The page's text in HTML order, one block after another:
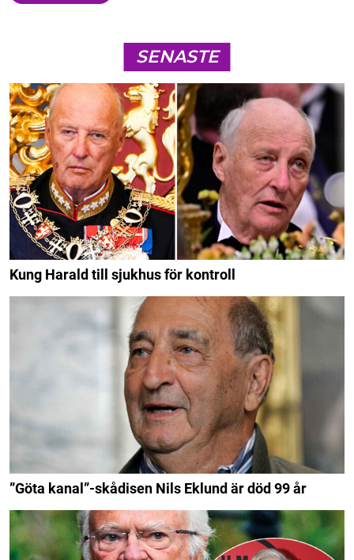
SENASTE
Kung Harald till sjukhus för kontroll
”Göta kanal”-skådisen Nils Eklund är död 99 år